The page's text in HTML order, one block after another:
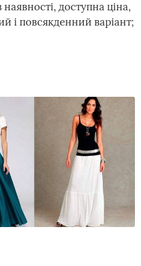
доступна ціна,
і повсякденний варіант;